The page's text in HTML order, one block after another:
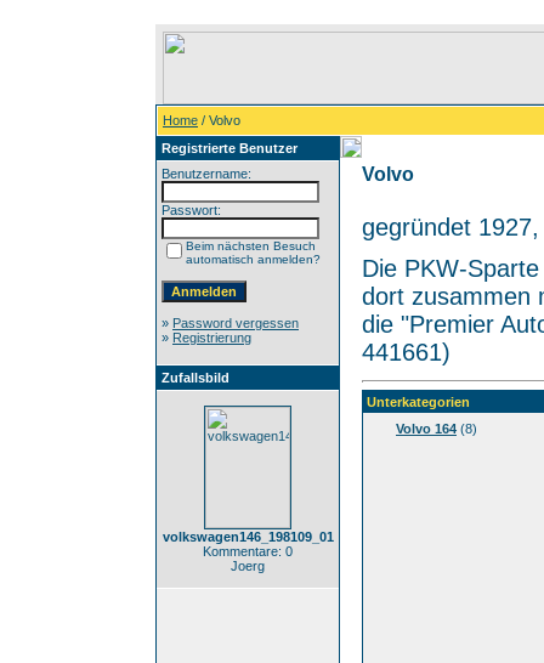
Home / Volvo
Registrierte Benutzer
Benutzername:
Passwort:
Beim nächsten Besuch
automatisch anmelden?
» Password vergessen
» Registrierung
Zufallsbild
volkswagen146_198109_01
Kommentare: 0
Joerg
Volvo
gegründet
Die PKW-
dort zusammen
die "Premier
441661)
Unterkategorien
Volvo 164 (8)